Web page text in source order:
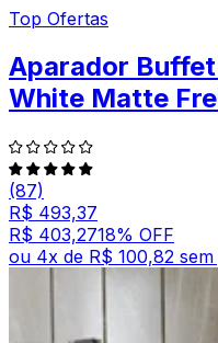
Top Ofertas
Aparador
White Matte
(87)
R$ 493,37
R$ 403,2718% OFF
ou 4x de R$ 100,82